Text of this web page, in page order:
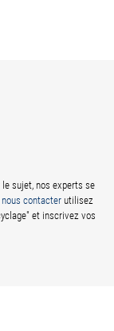
sujet, nos experts se
nous contacter utilisez
et inscrivez vos